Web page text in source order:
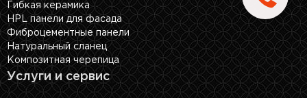
Гибкая керамика
HPL панели для фасада
Фиброцементные панели
Натуральный сланец
Композитная черепица
Услуги и сервис